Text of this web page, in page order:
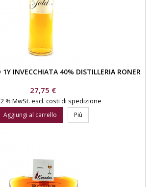
1Y INVECCHIATA 40% DISTILLERIA RONER
Prezzo
27,75 €
% MwSt. escl. costi di spedizione
Aggiungi al carrello Più